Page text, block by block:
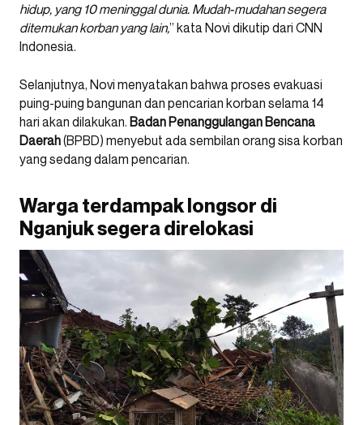
hidup, yang 10 meninggal dunia. Mudah-mudahan segera
ditemukan korban yang lain,” kata Novi dikutip dari CNN
Indonesia.
Selanjutnya, Novi menyatakan bahwa proses evakuasi
puing-puing bangunan dan pencarian korban selama 14
hari akan dilakukan. Badan Penanggulangan Bencana
Daerah(BPBD) menyebut ada sembilan orang sisa korban
yang sedang dalam pencarian.
Warga terdampak longsor di
Nganjuk segera direlokasi